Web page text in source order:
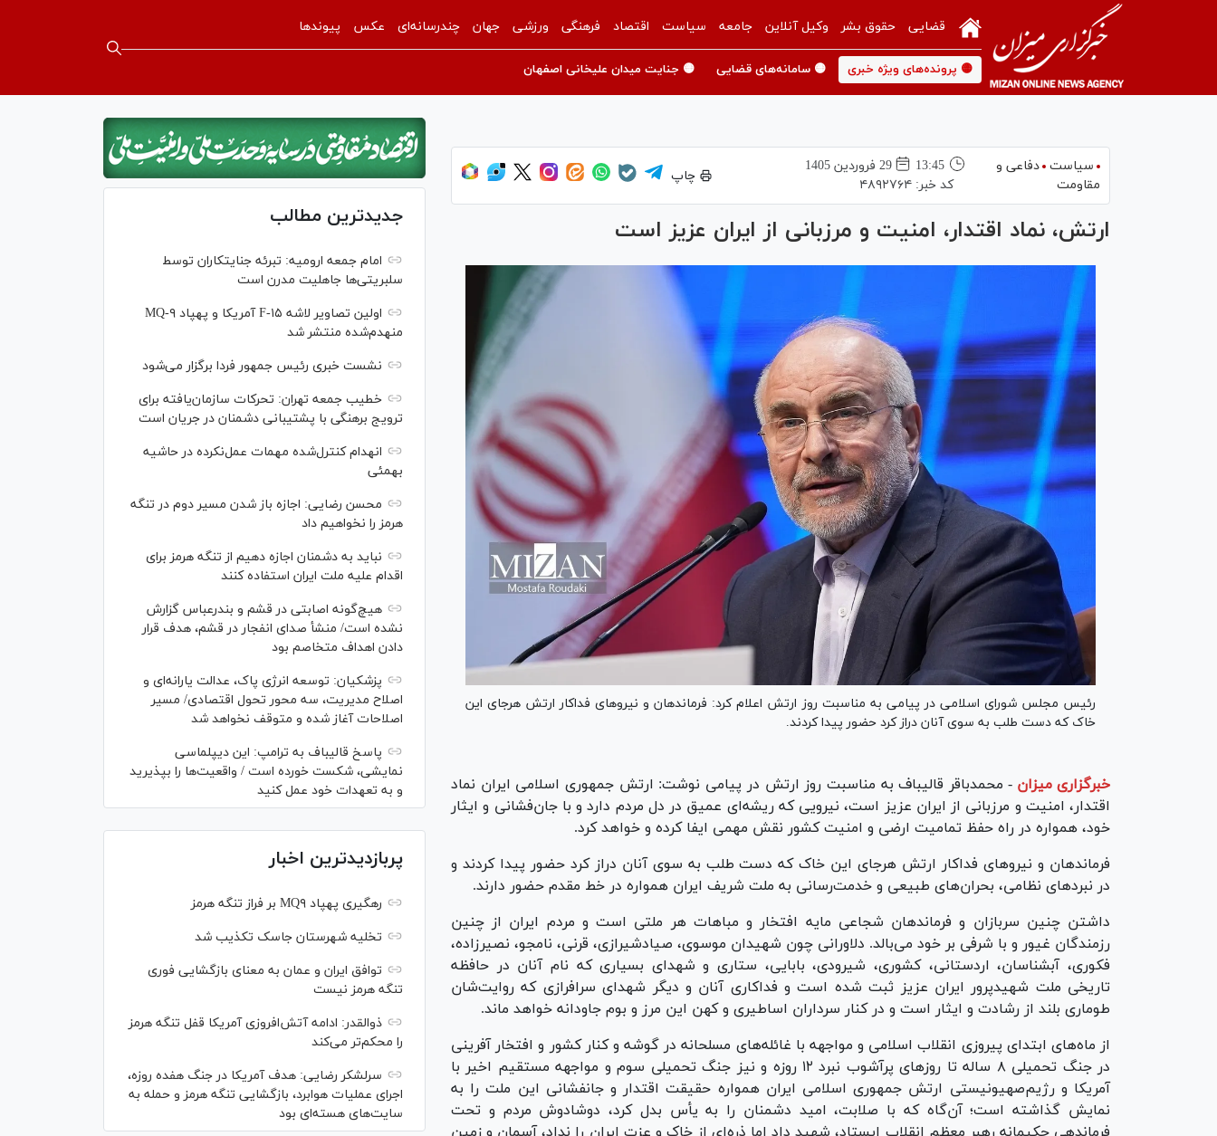
قضایی حقوق بشر وکیل آنلاین جامعه سیاست اقتصاد فرهنگی ورزشی جهان چندرسانه‌ای عکس پیوندها
🟡 پرونده‌های ویژه خبری 🟡 سامانه‌های قضایی 🟡 جنایت میدان علیخانی اصفهان
سیاست دفاعی و
مقاومت
13:45
29 فروردين 1405
کد خبر: ۴۸۹۲۷۶۴
چاپ
ارتش، نماد اقتدار، امنیت و مرزبانی از ایران عزیز است
رئیس‌ مجلس شورای اسلامی در پیامی به مناسبت روز ارتش اعلام‌ کرد: فرماندهان و نیروهای فداکار ارتش هرجای این
خاک که دست طلب به سوی آنان دراز کرد حضور پیدا کردند.
خبرگزاری میزان - محمدباقر قالیباف به مناسبت روز ارتش در پیامی نوشت: ارتش جمهوری اسلامی ایران نماد
اقتدار، امنیت و مرزبانی از ایران عزیز است، نیرویی که ریشه‌ای عمیق در دل مردم دارد و با جان‌فشانی و ایثار
خود، همواره در راه حفظ تمامیت ارضی و امنیت کشور نقش مهمی ایفا کرده و خواهد کرد.
فرماندهان و نیروهای فداکار ارتش هرجای این خاک که دست طلب به سوی آنان دراز کرد حضور پیدا کردند و
در نبردهای نظامی، بحران‌های طبیعی و خدمت‌رسانی به ملت شریف ایران همواره در خط مقدم حضور دارند.
داشتن چنین سربازان و فرماندهان شجاعی مایه افتخار و مباهات هر ملتی است و مردم ایران از چنین
رزمندگان غیور و با شرفی بر خود می‌بالد. دلاورانی چون شهیدان موسوی، صیادشیرازی، قرنی، نامجو، نصیرزاده،
فکوری، آبشناسان، اردستانی، کشوری، شیرودی، بابایی، ستاری و شهدای بسیاری که نام آنان در حافظه
تاریخی ملت شهیدپرور ایران عزیز ثبت شده است و فداکاری آنان و دیگر شهدای سرافرازی که روایت‌شان
طوماری بلند از رشادت و ایثار است و در کنار سرداران اساطیری و کهن این مرز و بوم جاودانه خواهد ماند.
از ماه‌های ابتدای پیروزی انقلاب اسلامی و مواجهه با غائله‌های مسلحانه در گوشه و کنار کشور و افتخار آفرینی
در جنگ تحمیلی ۸ ساله تا روزهای پرآشوب نبرد ۱۲ روزه و نیز جنگ تحمیلی سوم و مواجهه مستقیم اخیر با
آمریکا و رژیم‌صهیونیستی ارتش جمهوری اسلامی ایران همواره حقیقت اقتدار و جانفشانی این ملت را به
نمایش گذاشته است؛ آن‌گاه که با صلابت، امید دشمنان را به یأس بدل کرد، دوشادوش مردم و تحت
جدیدترین مطالب
امام جمعه ارومیه: تبرئه جنایتکاران توسط
سلبریتی‌ها جاهلیت مدرن است
اولین تصاویر لاشه F-۱۵ آمریکا و پهپاد MQ-۹
منهدم‌شده منتشر شد
نشست خبری رئیس‌ جمهور فردا برگزار می‌شود
خطیب جمعه تهران: تحرکات سازمان‌یافته برای
ترویج برهنگی با پشتیبانی دشمنان در جریان است
انهدام کنترل‌شده مهمات عمل‌نکرده در حاشیه
بهمئی
محسن رضایی: اجازه باز شدن مسیر دوم در تنگه
هرمز را نخواهیم داد
نباید به دشمنان اجازه دهیم از تنگه هرمز برای
اقدام علیه ملت ایران استفاده کنند
هیچ‌گونه اصابتی در قشم و بندرعباس گزارش
نشده است/ منشأ صدای انفجار در قشم، هدف قرار
دادن اهداف متخاصم بود
پزشکیان: توسعه انرژی پاک، عدالت یارانه‌ای و
اصلاح مدیریت، سه محور تحول اقتصادی/ مسیر
اصلاحات آغاز شده و متوقف نخواهد شد
پاسخ قالیباف به ترامپ: این دیپلماسی
نمایشی، شکست خورده است / واقعیت‌ها را بپذیرید
و به تعهدات خود عمل کنید
پربازدیدترین اخبار
رهگیری پهپاد MQ۹ بر فراز تنگه هرمز
تخلیه شهرستان جاسک تکذیب شد
توافق ایران و عمان به معنای بازگشایی فوری
تنگه هرمز نیست
ذوالقدر: ادامه آتش‌افروزی آمریکا قفل تنگه هرمز
را محکم‌تر می‌کند
سرلشکر رضایی: هدف آمریکا در جنگ هفده روزه،
اجرای عملیات هوابرد، بازگشایی تنگه هرمز و حمله به
سایت‌های هسته‌ای بود